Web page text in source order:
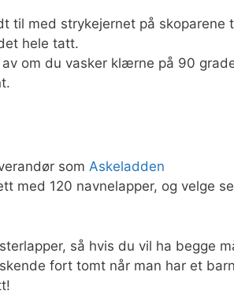
til med strykejernet på skoparene
hele tatt.
av om du vasker klærne på 90
som Askeladden
med 120 navnelapper, og velge
så hvis du vil ha begge
fort tomt når man har et barn